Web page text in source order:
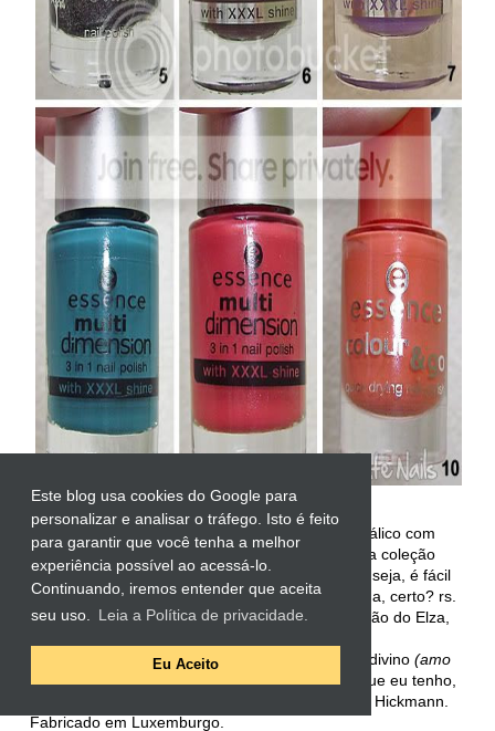
Este blog usa cookies do Google para
personalizar e analisar o tráfego. Isto é feito
para garantir que você tenha a melhor
experiência possível ao acessá-lo.
Continuando, iremos entender que aceita
seu uso.
Leia a Política de privacidade.
Eu Aceito
5) Essence - Into the Night:
Esmalte preto metálico com
partículas
(não são glitter!)
prata, componente da coleção
Moonlight. Eu SONHAVA com esse esmalte... ou seja, é fácil
perceber qual foi o meu preferido nessa troquinha, certo? rs.
De acordo com fotos que vi na internet, ele é irmão do Elza,
6) Essence - Spicy: Marrom escuro cremoso e divino(amo
Dos que eu tenho,
é um pouquinho mais claro que o Vanda, da Ana Hickmann.
Fabricado em Luxemburgo.